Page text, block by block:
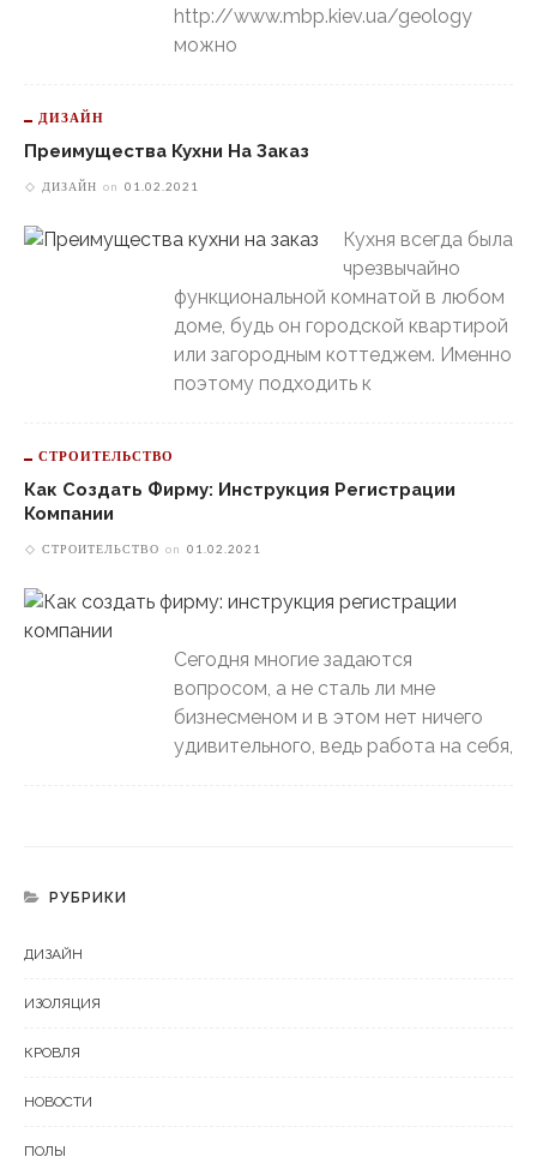
http://www.mbp.kiev.ua/geology
можно
ДИЗАЙН
Преимущества Кухни На Заказ
ДИЗАЙН on 01.02.2021
Кухня всегда была
чрезвычайно
функциональной комнатой в любом
доме, будь он городской квартирой
или загородным коттеджем. Именно
поэтому подходить к
СТРОИТЕЛЬСТВО
Как Создать Фирму: Инструкция Регистрации
Компании
СТРОИТЕЛЬСТВО on 01.02.2021
Сегодня многие задаются
вопросом, а не сталь ли мне
бизнесменом и в этом нет ничего
удивительного, ведь работа на себя,
РУБРИКИ
ДИЗАЙН
ИЗОЛЯЦИЯ
КРОВЛЯ
НОВОСТИ
ПОЛЫ